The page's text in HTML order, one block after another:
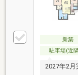
新築
駐車場(近
2027年2月